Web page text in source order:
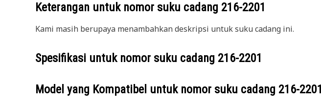
Keterangan untuk nomor suku cadang 216-2201
Kami masih berupaya menambahkan deskripsi untuk suku cadang ini.
Spesifikasi untuk nomor suku cadang 216-2201
Model yang Kompatibel untuk nomor suku cadang 216-2201